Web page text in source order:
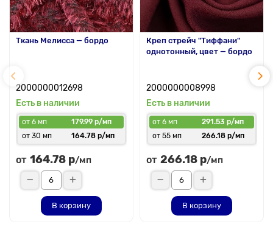
Ткань Мелисса — бордо
2000000012698
Есть в наличии
от 6 мп
179.99 р/мп
от 30 мп
164.78 р/мп
от 164.78 р/мп
В корзину
Креп стрейч "Тиффани"
однотонный, цвет — бордо
2000000008998
Есть в наличии
от 6 мп
291.53 р/мп
от 55 мп
266.18 р/мп
от 266.18 р/мп
В корзину